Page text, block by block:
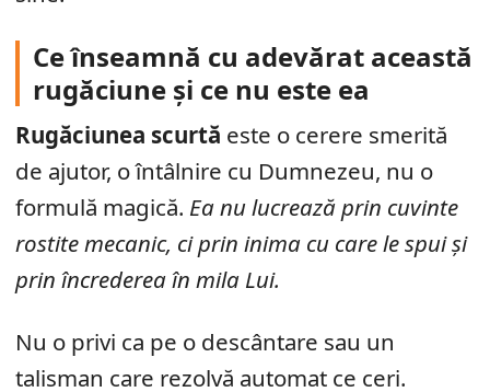
Ce înseamnă cu adevărat această
rugăciune și ce nu este ea
Rugăciunea scurtă este o cerere smerită
de ajutor, o întâlnire cu Dumnezeu, nu o
formulă magică. Ea nu lucrează prin cuvinte
rostite mecanic, ci prin inima cu care le spui și
prin încrederea în mila Lui.
Nu o privi ca pe o descântare sau un
talisman care rezolvă automat ce ceri.